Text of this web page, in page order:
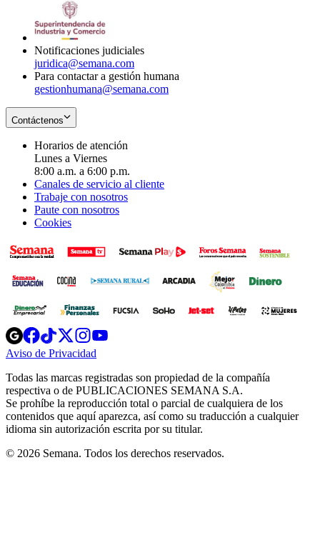
Notificaciones judiciales
juridica@semana.com
Para contactar a gestión humana
gestionhumana@semana.com
Contáctenos
Horarios de atención
Lunes a Viernes
8:00 a.m. a 6:00 p.m.
Canales de servicio al cliente
Trabaje con nosotros
Paute con nosotros
Cookies
Opens
in
new
Opens
in
new
Opens
in
new
window
Opens
new
windowwindow
Aviso de Privacidad
new
window
Todas las marcas registradas son propiedad de la compañía
respectiva o de PUBLICACIONES SEMANA S.A.
Se prohíbe la reproducción total o parcial de cualquiera de los
contenidos que aquí aparezca, así como su traducción a cualquier
idioma sin autorización escrita por su titular.
© 2026 Semana. Todos los derechos reservados.